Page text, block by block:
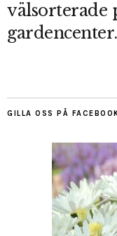
välsorterade
gardencenter.
GILLA OSS PÅ